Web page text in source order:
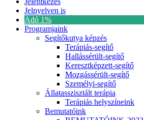
Jelnyelven is
Adó 1%
Programjaink
Segítőkutya képzés
Terápiás-segítő
Hallássérült-segítő
Keresztképzett-segítő
Mozgássérült-segítő
Személyi-segítő
Állatasszisztált terápia
Terápiás helyszíneink
Bemutatóink